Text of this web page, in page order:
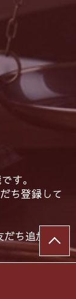
す。
ち登録して
だち追加ボ